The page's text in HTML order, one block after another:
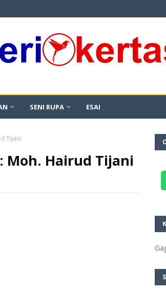
SENI RUPA ESAI
Tijani
Moh. Hairud Tijani